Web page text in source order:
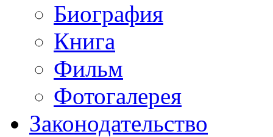
Биография
Книга
Фильм
Фотогалерея
Законодательство